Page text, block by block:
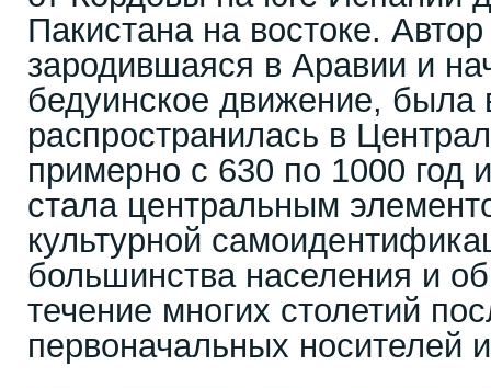
Пакистана на востоке.
зародившаяся в Аравии и
бедуинское движение, была
распространилась в
примерно с 630 по 1000 год
стала центральным
культурной
большинства населения и
течение многих столетий
первоначальных носителей